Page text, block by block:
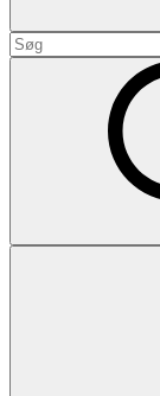
Search
for: